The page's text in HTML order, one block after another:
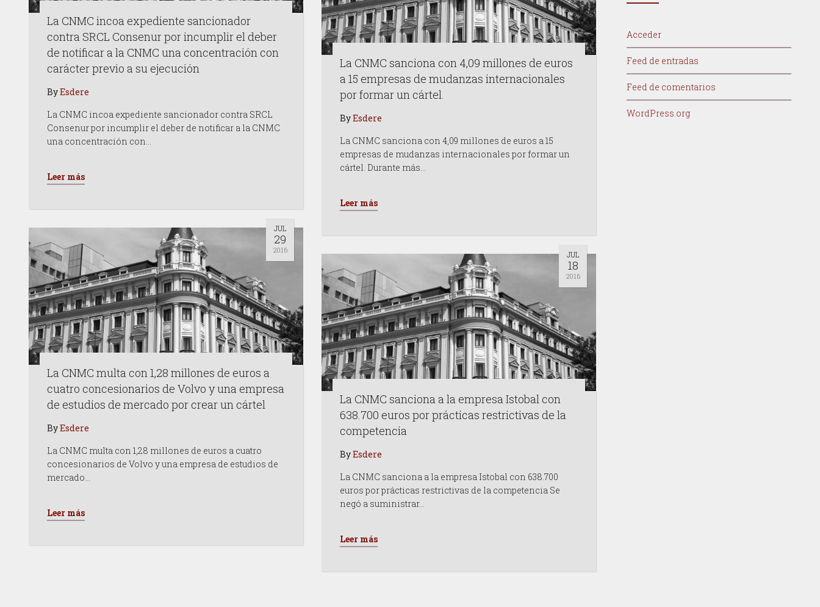
La CNMC incoa expediente sancionador
contra SRCL Consenur por incumplir el deber
de notificar a la CNMC una concentración con
carácter previo a su ejecución
ByEsdere
La CNMC incoa expediente sancionador contra SRCL
Consenur por incumplir el deber de notificar a la CNMC
una concentración con…
Leer más
La CNMC sanciona con 4,09 millones de euros
a 15 empresas de mudanzas internacionales
por formar un cártel.
ByEsdere
La CNMC sanciona con 4,09 millones de euros a 15
empresas de mudanzas internacionales por formar un
cártel. Durante más…
Leer más
JUL
29
2016
La CNMC multa con 1,28 millones de euros a
cuatro concesionarios de Volvo y una empresa
de estudios de mercado por crear un cártel
ByEsdere
La CNMC multa con 1,28 millones de euros a cuatro
concesionarios de Volvo y una empresa de estudios de
mercado…
Leer más
JUL
18
2016
La CNMC sanciona a la empresa Istobal con
638.700 euros por prácticas restrictivas de la
competencia
ByEsdere
La CNMC sanciona a la empresa Istobal con 638.700
euros por prácticas restrictivas de la competencia Se
negó a suministrar…
Leer más
Acceder
Feed de entradas
Feed de comentarios
WordPress.org